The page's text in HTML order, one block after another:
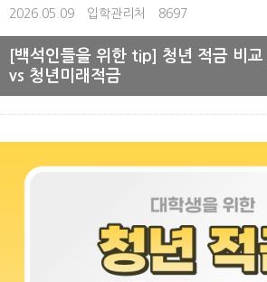
2026.05.09 입학관리처 8697
[백석인들을 위한 tip] 청년 적금 비
vs 청년미래적금